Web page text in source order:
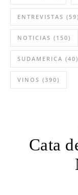
ENTREVISTAS (59)
NOTICIAS (150)
SUDAMERICA (40)
VINOS (390)
Cata